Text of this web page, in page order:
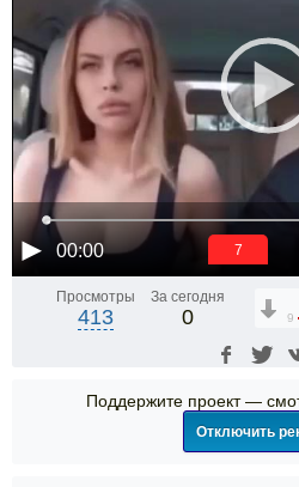
00:00 6
Просмотры
413
За сегодня
0 9
Поддержите проект —
Отключить